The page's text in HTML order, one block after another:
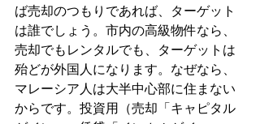
ば売却のつもりであれば、ターゲット
は誰でしょう。市内の高級物件なら、
売却でもレンタルでも、ターゲットは
殆どが外国人になります。なぜなら、
マレーシア人は大半中心部に住まない
からです。投資用（売却「キャピタル